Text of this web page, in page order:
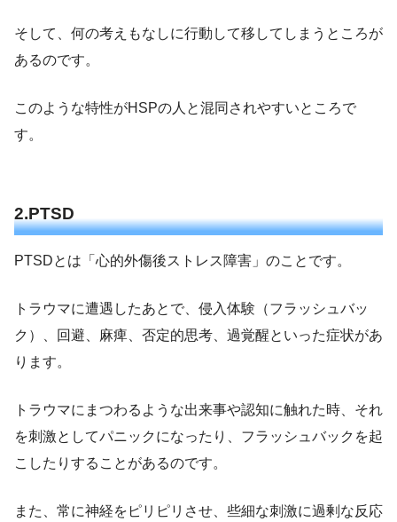
そして、何の考えもなしに行動して移してしまうところが
あるのです。
このような特性がHSPの人と混同されやすいところで
す。
2.PTSD
PTSDとは「心的外傷後ストレス障害」のことです。
トラウマに遭遇したあとで、侵入体験（フラッシュバッ
ク）、回避、麻痺、否定的思考、過覚醒といった症状があ
ります。
トラウマにまつわるような出来事や認知に触れた時、それ
を刺激としてパニックになったり、フラッシュバックを起
こしたりすることがあるのです。
また、常に神経をピリピリさせ、些細な刺激に過剰な反応